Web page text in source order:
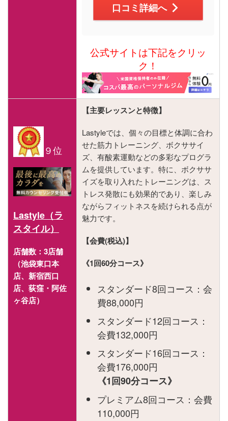
口コミ詳細へ
公式サイトは下記をクリッ
ク！
９位
Lastyle（ラ
スタイル）
店舗数：3店舗
（池袋東口本
店、新宿西口
店、荻窪・阿佐
ヶ谷店）
【主要レッスンと特徴】
Lastyleでは、個々の目標と体調に合わ
せた筋力トレーニング、ボクササイ
ズ、有酸素運動などの多彩なプログラ
ムを提供しています。特に、ボクササ
イズを取り入れたトレーニングは、ス
トレス発散にも効果的であり、楽しみ
ながらフィットネスを続けられる点が
魅力です​​​​。
【会費(税込)】
《1回60分コース》
スタンダード8回コース：会
費88,000円
スタンダード12回コース：
会費132,000円
スタンダード16回コース：
会費176,000円
《1回90分コース》
プレミアム8回コース：会費
110,000円